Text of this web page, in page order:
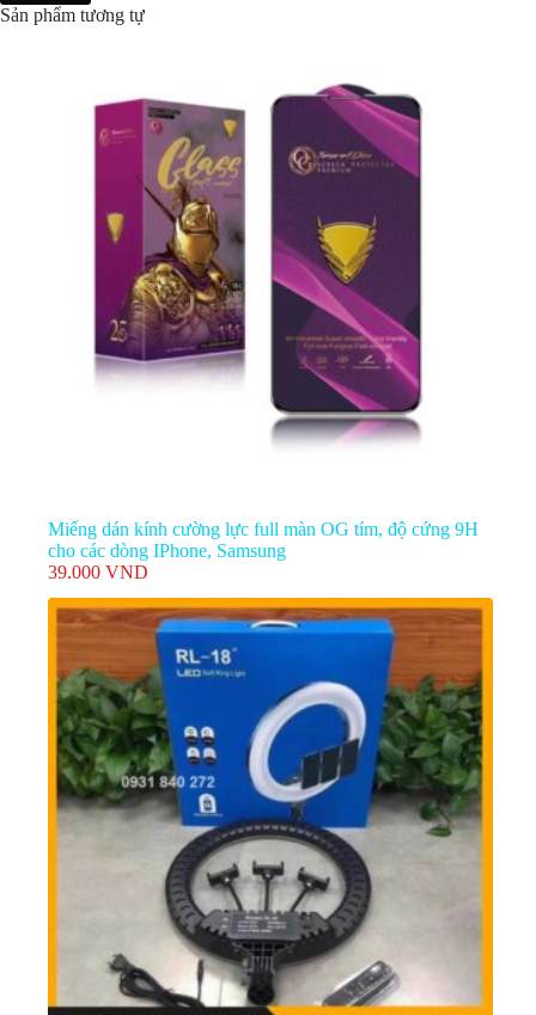
Sản phẩm tương tự
Miếng dán kính cường lực full màn OG tím, độ cứng 9H
cho các dòng IPhone, Samsung
39.000 VND